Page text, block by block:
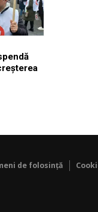
de folosință